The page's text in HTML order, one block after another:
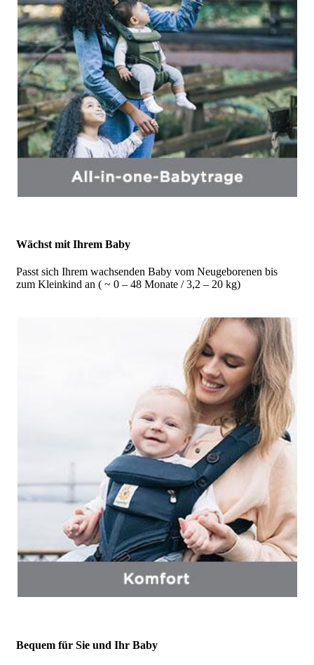
Wächst mit Ihrem Baby
Passt sich Ihrem wachsenden Baby vom Neugeborenen bis
zum Kleinkind an ( ~ 0 – 48 Monate / 3,2 – 20 kg)
Bequem für Sie und Ihr Baby